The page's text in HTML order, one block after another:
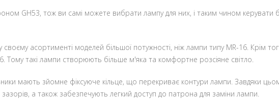
GH53, тож ви самі можете вибрати лампу для них, і таким чином
асортименті моделей більшої потужності, ніж лампи типу MR-16. Крім
Тому такі лампи створюють більше м'яка та комфортне розсіяне світло.
мають зйомне фіксуюче кільце, що перекриває контури лампи. Завдяки
а також забезпечують легкий доступ до патрона для заміни лампи.